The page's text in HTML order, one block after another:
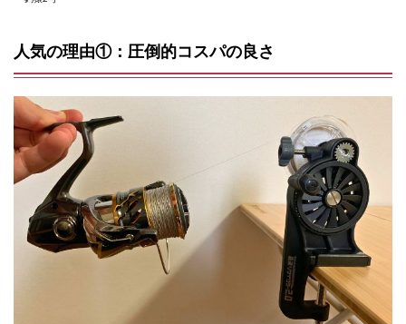
人気の理由①：圧倒的コスパの良さ